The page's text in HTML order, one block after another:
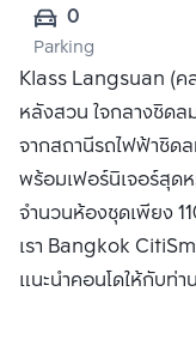
0
Parking
Klass Langsuan (ค
หลังสวน ใจกลางชิดล
จากสถานีรถไฟฟ้าชิดล
พร้อมเฟอร์นิเจอร์สุดห
จำนวนห้องชุดเพียง
เรา Bangkok
แนะนำคอนโดให้กับท่าน